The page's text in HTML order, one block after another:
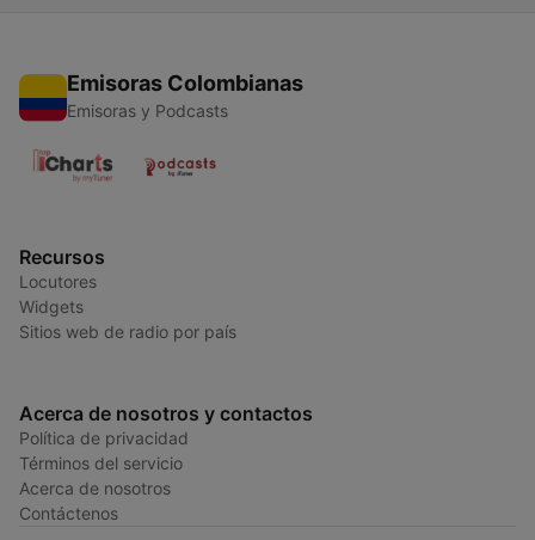
Emisoras Colombianas
Emisoras y Podcasts
Recursos
Locutores
Widgets
Sitios web de radio por país
Acerca de nosotros y contactos
Política de privacidad
Términos del servicio
Acerca de nosotros
Contáctenos